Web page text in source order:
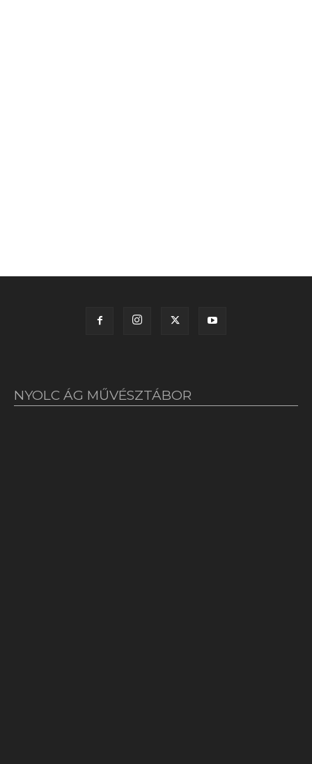
NYOLC ÁG MŰVÉSZTÁBOR